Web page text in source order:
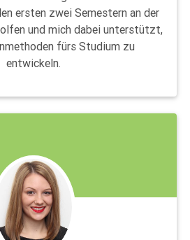
ersten zwei Semestern an der
und mich dabei unterstützt,
fürs Studium zu
entwickeln.